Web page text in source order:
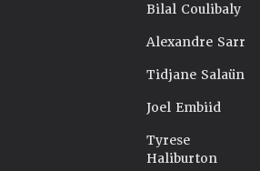
Bilal Coulibaly
Alexandre Sarr
Tidjane Salaün
Joel Embiid
Tyrese
Haliburton